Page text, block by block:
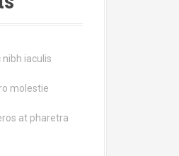
iaculis
molestie
at pharetra